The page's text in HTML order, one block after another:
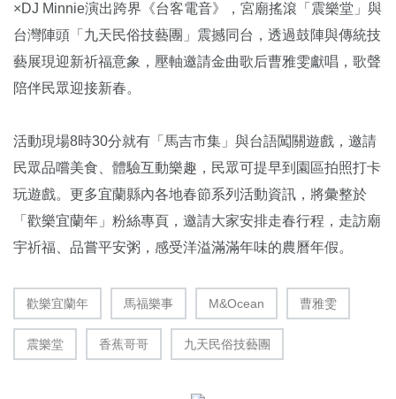
×DJ Minnie演出跨界《台客電音》，宮廟搖滾「震樂堂」與
台灣陣頭「九天民俗技藝團」震撼同台，透過鼓陣與傳統技
藝展現迎新祈福意象，壓軸邀請金曲歌后曹雅雯獻唱，歌聲
陪伴民眾迎接新春。
活動現場8時30分就有「馬吉市集」與台語闖關遊戲，邀請
民眾品嚐美食、體驗互動樂趣，民眾可提早到園區拍照打卡
玩遊戲。更多宜蘭縣內各地春節系列活動資訊，將彙整於
「歡樂宜蘭年」粉絲專頁，邀請大家安排走春行程，走訪廟
宇祈福、品嘗平安粥，感受洋溢滿滿年味的農曆年假。
歡樂宜蘭年 馬福樂事 M&Ocean 曹雅雯
震樂堂 香蕉哥哥 九天民俗技藝團